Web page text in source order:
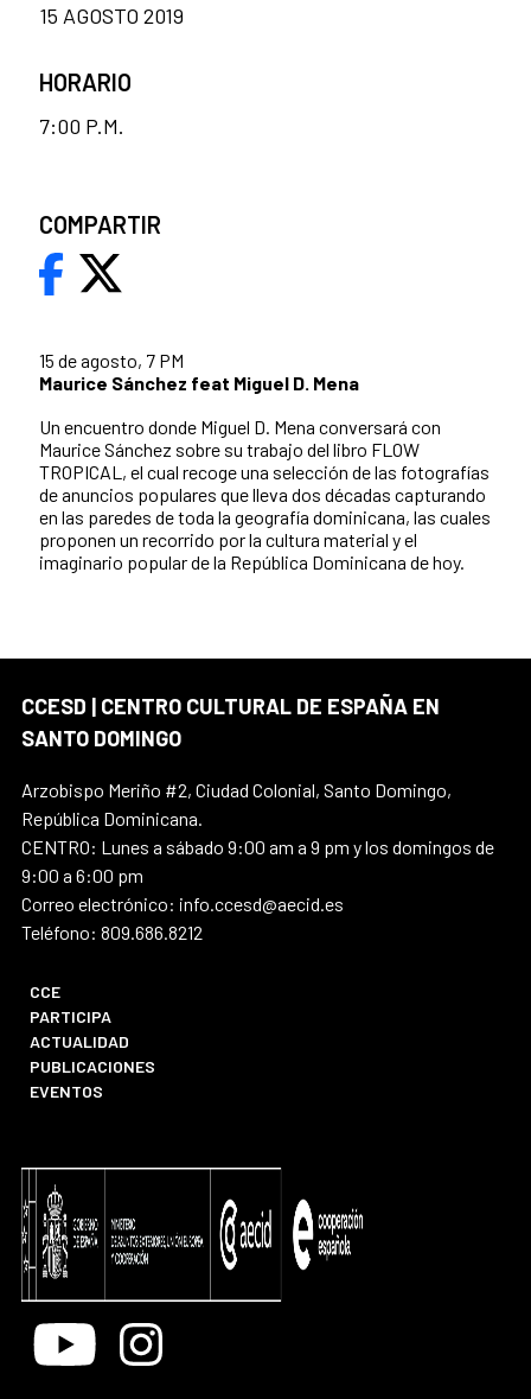
15 de agosto, 7 PM
Maurice Sánchez feat Miguel D. Mena
Un encuentro donde Miguel D. Mena conversará con
Maurice Sánchez sobre su trabajo del libro FLOW
TROPICAL, el cual recoge una selección de las fotografías
de anuncios populares que lleva dos décadas capturando
en las paredes de toda la geografía dominicana, las cuales
proponen un recorrido por la cultura material y el
imaginario popular de la República Dominicana de hoy.
15 AGOSTO 2019
HORARIO
7:00 P.M.
COMPARTIR
CCESD | CENTRO CULTURAL DE ESPAÑA EN
SANTO DOMINGO
Arzobispo Meriño #2, Ciudad Colonial, Santo Domingo,
República Dominicana.
CENTRO: Lunes a sábado 9:00 am a 9 pm y los domingos de
9:00 a 6:00 pm
Correo electrónico: info.ccesd@aecid.es
Teléfono: 809.686.8212
CCE
PARTICIPA
ACTUALIDAD
PUBLICACIONES
EVENTOS
Youtube Instagram